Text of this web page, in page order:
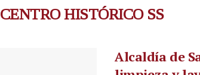
CENTRO HISTÓRICO SS
Alcaldía de